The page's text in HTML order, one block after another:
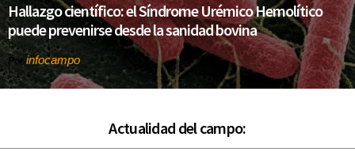
Hallazgo científico: el Síndrome Urémico Hemolítico
puede prevenirse desde la sanidad bovina
Por infocampo
Actualidad del campo: